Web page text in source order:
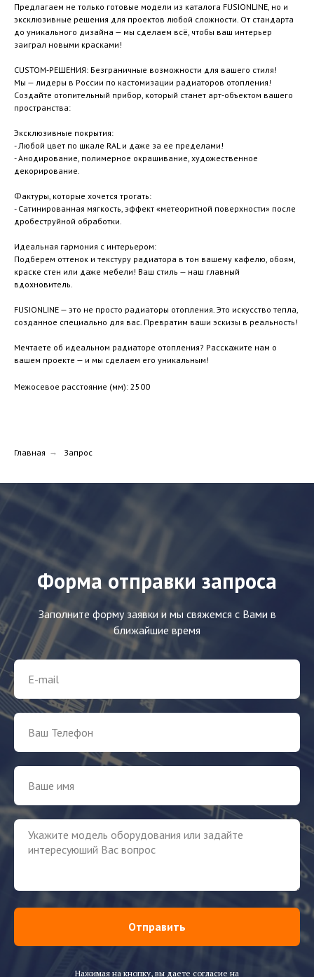
Предлагаем не только готовые модели из каталога FUSIONLINE, но и
эксклюзивные решения для проектов любой сложности. От стандарта
до уникального дизайна — мы сделаем всё, чтобы ваш интерьер
заиграл новыми красками!
CUSTOM-РЕШЕНИЯ: Безграничные возможности для вашего стиля!
Мы — лидеры в России по кастомизации радиаторов отопления!
Создайте отопительный прибор, который станет арт-объектом вашего
пространства:
Эксклюзивные покрытия:
- Любой цвет по шкале RAL и даже за ее пределами!
- Анодирование, полимерное окрашивание, художественное
декорирование.
Фактуры, которые хочется трогать:
- Сатинированная мягкость, эффект «метеоритной поверхности» после
дробеструйной обработки.
Идеальная гармония с интерьером:
Подберем оттенок и текстуру радиатора в тон вашему кафелю, обоям,
краске стен или даже мебели! Ваш стиль — наш главный
вдохновитель.
FUSIONLINE — это не просто радиаторы отопления. Это искусство тепла,
созданное специально для вас. Превратим ваши эскизы в реальность!
Мечтаете об идеальном радиаторе отопления? Расскажите нам о
вашем проекте — и мы сделаем его уникальным!
Межосевое расстояние (мм): 2500
Главная → Запрос
Форма отправки запроса
Заполните форму заявки и мы свяжемся с Вами в
ближайшие время
Отправить
Нажимая на кнопку, вы даете согласие на